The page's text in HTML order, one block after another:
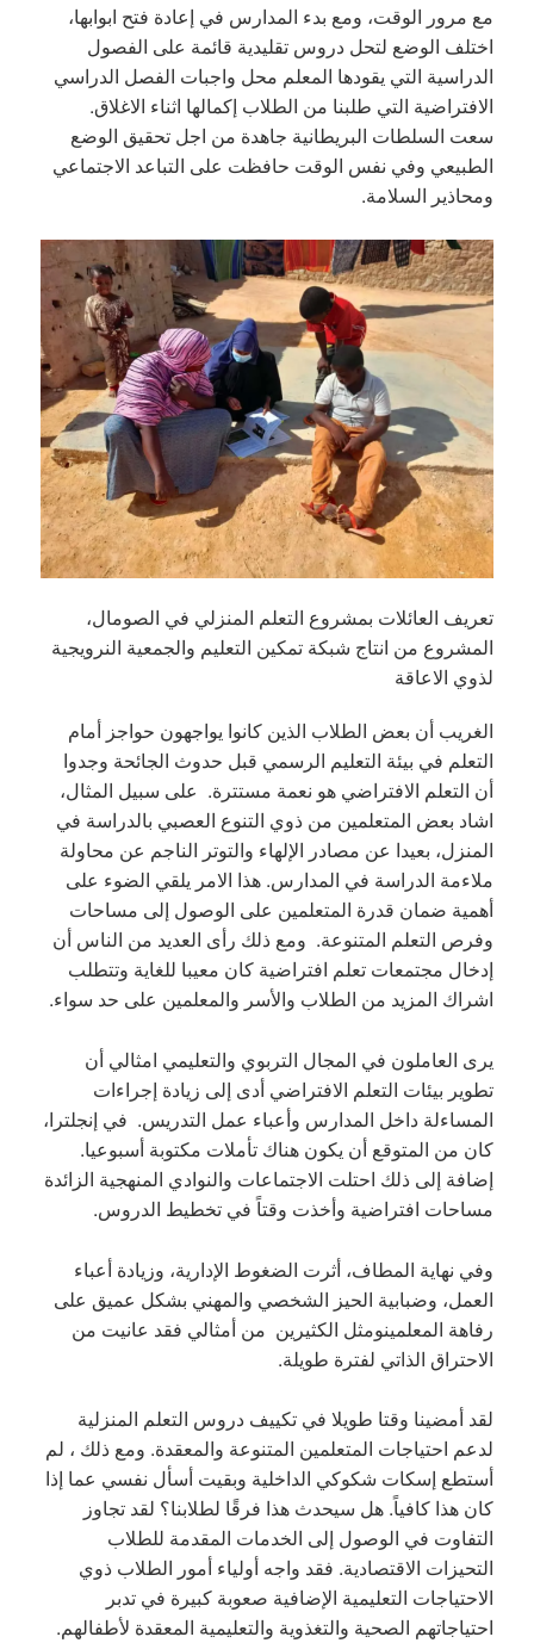
مع مرور الوقت، ومع بدء المدارس في إعادة فتح ابوابها،
اختلف الوضع لتحل دروس تقليدية قائمة على الفصول
الدراسية التي يقودها المعلم محل واجبات الفصل الدراسي
الافتراضية التي طلبنا من الطلاب إكمالها اثناء الاغلاق.
سعت السلطات البريطانية جاهدة من اجل تحقيق الوضع
الطبيعي وفي نفس الوقت حافظت على التباعد الاجتماعي
ومحاذير السلامة.
تعريف العائلات بمشروع التعلم المنزلي في الصومال،
المشروع من انتاج شبكة تمكين التعليم والجمعية النرويجية
لذوي الاعاقة
الغريب أن بعض الطلاب الذين كانوا يواجهون حواجز أمام
التعلم في بيئة التعليم الرسمي قبل حدوث الجائحة وجدوا
أن التعلم الافتراضي هو نعمة مستترة. على سبيل المثال،
اشاد بعض المتعلمين من ذوي التنوع العصبي بالدراسة في
المنزل، بعيدا عن مصادر الإلهاء والتوتر الناجم عن محاولة
ملاءمة الدراسة في المدارس. هذا الامر يلقي الضوء على
أهمية ضمان قدرة المتعلمين على الوصول إلى مساحات
وفرص التعلم المتنوعة. ومع ذلك رأى العديد من الناس أن
إدخال مجتمعات تعلم افتراضية كان معيبا للغاية وتتطلب
اشراك المزيد من الطلاب والأسر والمعلمين على حد سواء.
يرى العاملون في المجال التربوي والتعليمي امثالي أن
تطوير بيئات التعلم الافتراضي أدى إلى زيادة إجراءات
المساءلة داخل المدارس وأعباء عمل التدريس. في إنجلترا،
كان من المتوقع أن يكون هناك تأملات مكتوبة أسبوعيا.
إضافة إلى ذلك احتلت الاجتماعات والنوادي المنهجية الزائدة
مساحات افتراضية وأخذت وقتاً في تخطيط الدروس.
وفي نهاية المطاف، أثرت الضغوط الإدارية، وزيادة أعباء
العمل، وضبابية الحيز الشخصي والمهني بشكل عميق على
رفاهة المعلمينومثل الكثيرين من أمثالي فقد عانيت من
الاحتراق الذاتي لفترة طويلة.
لقد أمضينا وقتا طويلا في تكييف دروس التعلم المنزلية
لدعم احتياجات المتعلمين المتنوعة والمعقدة. ومع ذلك ، لم
أستطع إسكات شكوكي الداخلية وبقيت أسأل نفسي عما إذا
كان هذا كافياً. هل سيحدث هذا فرقًا لطلابنا؟ لقد تجاوز
التفاوت في الوصول إلى الخدمات المقدمة للطلاب
التحيزات الاقتصادية. فقد واجه أولياء أمور الطلاب ذوي
الاحتياجات التعليمية الإضافية صعوبة كبيرة في تدبر
احتياجاتهم الصحية والتغذوية والتعليمية المعقدة لأطفالهم.